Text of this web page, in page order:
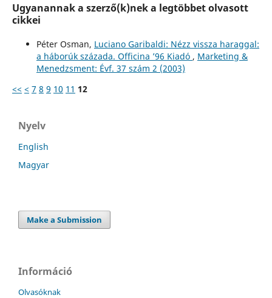
Ugyanannak a szerző(k)nek a legtöbbet olvasott
cikkei
Péter Osman, Luciano Garibaldi: Nézz vissza haraggal:
a háborúk százada. Officina ’96 Kiadó , Marketing &
Menedzsment: Évf. 37 szám 2 (2003)
<< < 7 8 9 10 11 12
Nyelv
English
Magyar
Make a Submission
Információ
Olvasóknak